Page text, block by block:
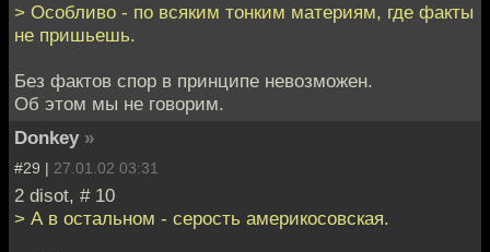
> Особливо - по всяким тонким материям, где факты
не пришьешь.
Без фактов спор в принципе невозможен.
Об этом мы не говорим.
Donkey »
#29 | 27.01.02 03:31
2 disot, # 10
> А в остальном - серость америкосовская.